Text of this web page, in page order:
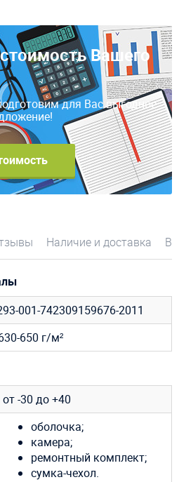
Вашего
для Вас выгодное
Наличие и доставка
001-742309159676-2011
650 г/м²
от -30 до +40
оболочка;
камера;
ремонтный комплект;
сумка-чехол.